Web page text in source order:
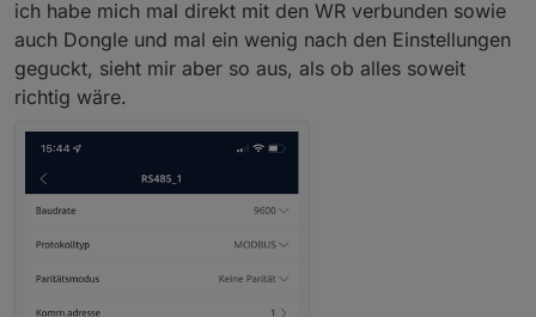
nur im Modus Installateur vornehmen.
ich habe mich mal direkt mit den WR verbunden sowie
auch Dongle und mal ein wenig nach den Einstellungen
geguckt, sieht mir aber so aus, als ob alles soweit
richtig wäre.